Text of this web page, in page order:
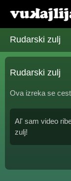
Rudarski zulj
Rudarski zulj
Ova izreka se
Al' sam video
zulj!